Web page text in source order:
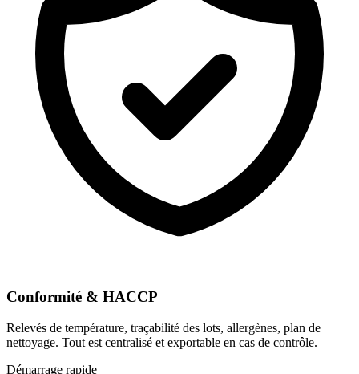
Conformité & HACCP
Relevés de température, traçabilité des lots, allergènes, plan de
nettoyage. Tout est centralisé et exportable en cas de contrôle.
Démarrage rapide